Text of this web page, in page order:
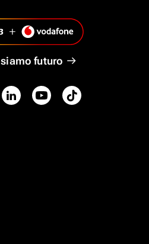
futuro